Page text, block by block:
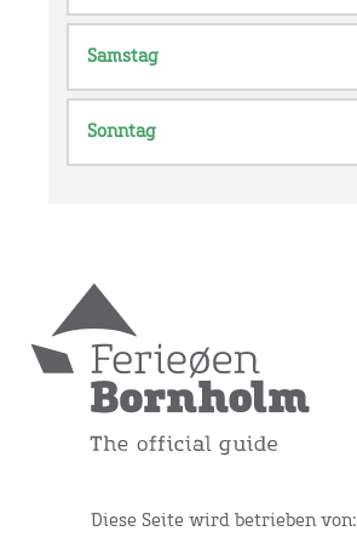
Samstag
Sonntag
Diese Seite wird betrieben von: